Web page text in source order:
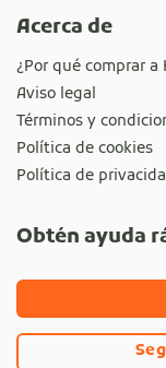
Acerca de
¿Por qué comprar a
Aviso legal
Términos y
Política de cookies
Política de
Obtén ayuda